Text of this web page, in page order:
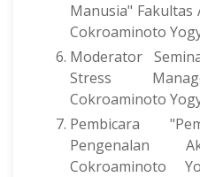
Manusia" Fakultas
Cokroaminoto
Moderator
Stress
Cokroaminoto
Pembicara
Pengenalan
Cokroaminoto